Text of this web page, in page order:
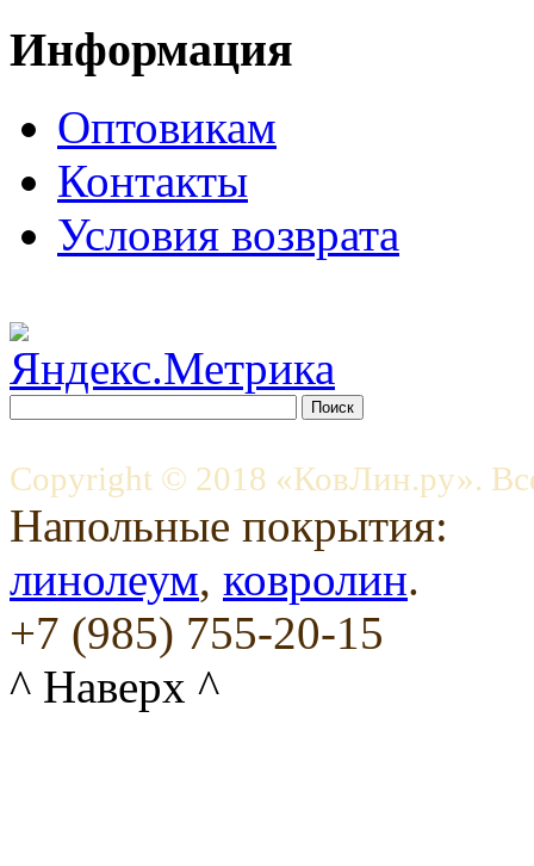
Информация
Оптовикам
Контакты
Условия возврата
Copyright © 2018 «КовЛин.ру».
Напольные покрытия:
линолеум, ковролин.
+7 (985) 755-20-15
^ Наверх ^